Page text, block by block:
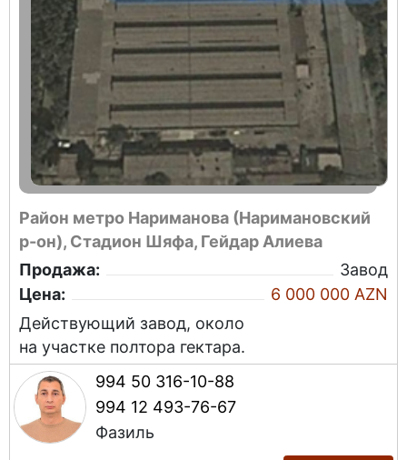
Район метро Нариманова (Наримановский
р-он), Стадион Шяфа, Гейдар Алиева
Продажа:
Завод
Цена:
6 000 000 AZN
Действующий завод, около
на участке полтора гектара.
994 50 316-10-88
994 12 493-76-67
Фазиль